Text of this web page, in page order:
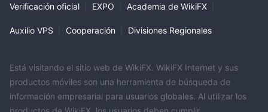
Verificación oficial EXPO Academia de WikiFX
Auxilio VPS Cooperación Divisiones Regionales
Está visitando el sitio web de WikiFX. WikiFX Internet y sus
productos móviles son una herramienta de búsqueda de
información empresarial para usuarios globales. Al utilizar los